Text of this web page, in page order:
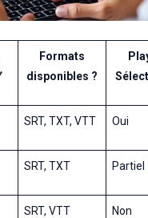
Formats
disponibles ?
SRT, TXT, VTT Oui
SRT, TXT Partiel
SRT, VTT Non